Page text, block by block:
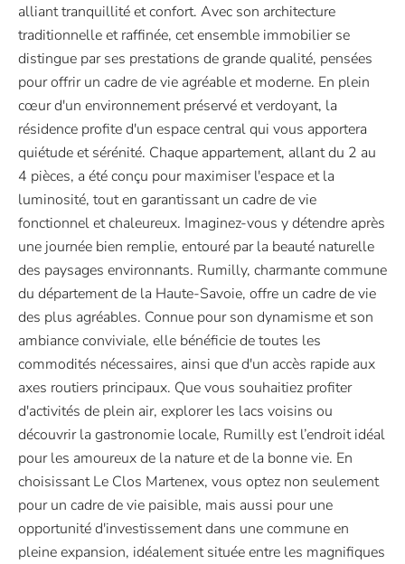
alliant tranquillité et confort. Avec son architecture
traditionnelle et raffinée, cet ensemble immobilier se
distingue par ses prestations de grande qualité, pensées
pour offrir un cadre de vie agréable et moderne. En plein
cœur d'un environnement préservé et verdoyant, la
résidence profite d'un espace central qui vous apportera
quiétude et sérénité. Chaque appartement, allant du 2 au
4 pièces, a été conçu pour maximiser l'espace et la
luminosité, tout en garantissant un cadre de vie
fonctionnel et chaleureux. Imaginez-vous y détendre après
une journée bien remplie, entouré par la beauté naturelle
des paysages environnants. Rumilly, charmante commune
du département de la Haute-Savoie, offre un cadre de vie
des plus agréables. Connue pour son dynamisme et son
ambiance conviviale, elle bénéficie de toutes les
commodités nécessaires, ainsi que d'un accès rapide aux
axes routiers principaux. Que vous souhaitiez profiter
d'activités de plein air, explorer les lacs voisins ou
découvrir la gastronomie locale, Rumilly est l’endroit idéal
pour les amoureux de la nature et de la bonne vie. En
choisissant Le Clos Martenex, vous optez non seulement
pour un cadre de vie paisible, mais aussi pour une
opportunité d'investissement dans une commune en
pleine expansion, idéalement située entre les magnifiques